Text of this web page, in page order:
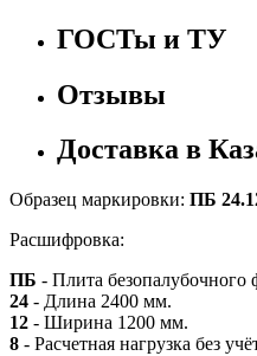
ГОСТы и ТУ
Отзывы
Доставка в
Образец маркировки: ПБ
Расшифровка:
ПБ - Плита безопалубочного
24 - Длина 2400 мм.
12 - Ширина 1200 мм.
8 - Расчетная нагрузка без